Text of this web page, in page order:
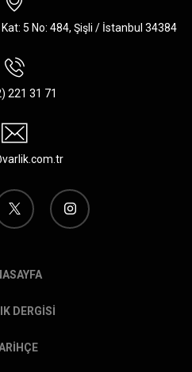
5 No: 484, Şişli / İstanbul 34384
221 31 71
DERGİSİ